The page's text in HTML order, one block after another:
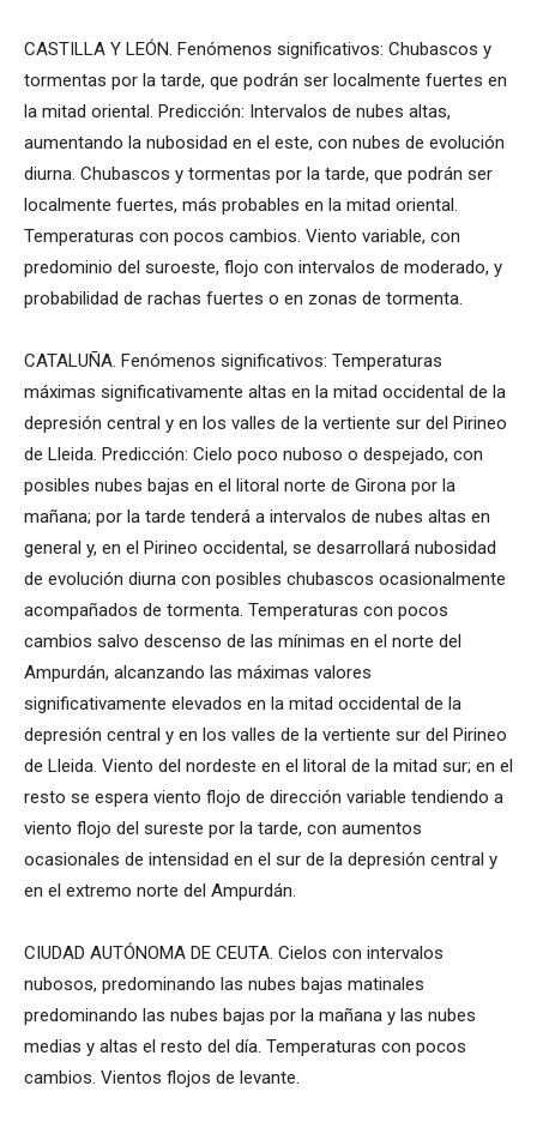
CASTILLA Y LEÓN. Fenómenos significativos: Chubascos y
tormentas por la tarde, que podrán ser localmente fuertes en
la mitad oriental. Predicción: Intervalos de nubes altas,
aumentando la nubosidad en el este, con nubes de evolución
diurna. Chubascos y tormentas por la tarde, que podrán ser
localmente fuertes, más probables en la mitad oriental.
Temperaturas con pocos cambios. Viento variable, con
predominio del suroeste, flojo con intervalos de moderado, y
probabilidad de rachas fuertes o en zonas de tormenta.
CATALUÑA. Fenómenos significativos: Temperaturas
máximas significativamente altas en la mitad occidental de la
depresión central y en los valles de la vertiente sur del Pirineo
de Lleida. Predicción: Cielo poco nuboso o despejado, con
posibles nubes bajas en el litoral norte de Girona por la
mañana; por la tarde tenderá a intervalos de nubes altas en
general y, en el Pirineo occidental, se desarrollará nubosidad
de evolución diurna con posibles chubascos ocasionalmente
acompañados de tormenta. Temperaturas con pocos
cambios salvo descenso de las mínimas en el norte del
Ampurdán, alcanzando las máximas valores
significativamente elevados en la mitad occidental de la
depresión central y en los valles de la vertiente sur del Pirineo
de Lleida. Viento del nordeste en el litoral de la mitad sur; en el
resto se espera viento flojo de dirección variable tendiendo a
viento flojo del sureste por la tarde, con aumentos
ocasionales de intensidad en el sur de la depresión central y
en el extremo norte del Ampurdán.
CIUDAD AUTÓNOMA DE CEUTA. Cielos con intervalos
nubosos, predominando las nubes bajas matinales
predominando las nubes bajas por la mañana y las nubes
medias y altas el resto del día. Temperaturas con pocos
cambios. Vientos flojos de levante.